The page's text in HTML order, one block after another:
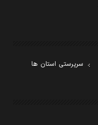
سرپرستی استان ها